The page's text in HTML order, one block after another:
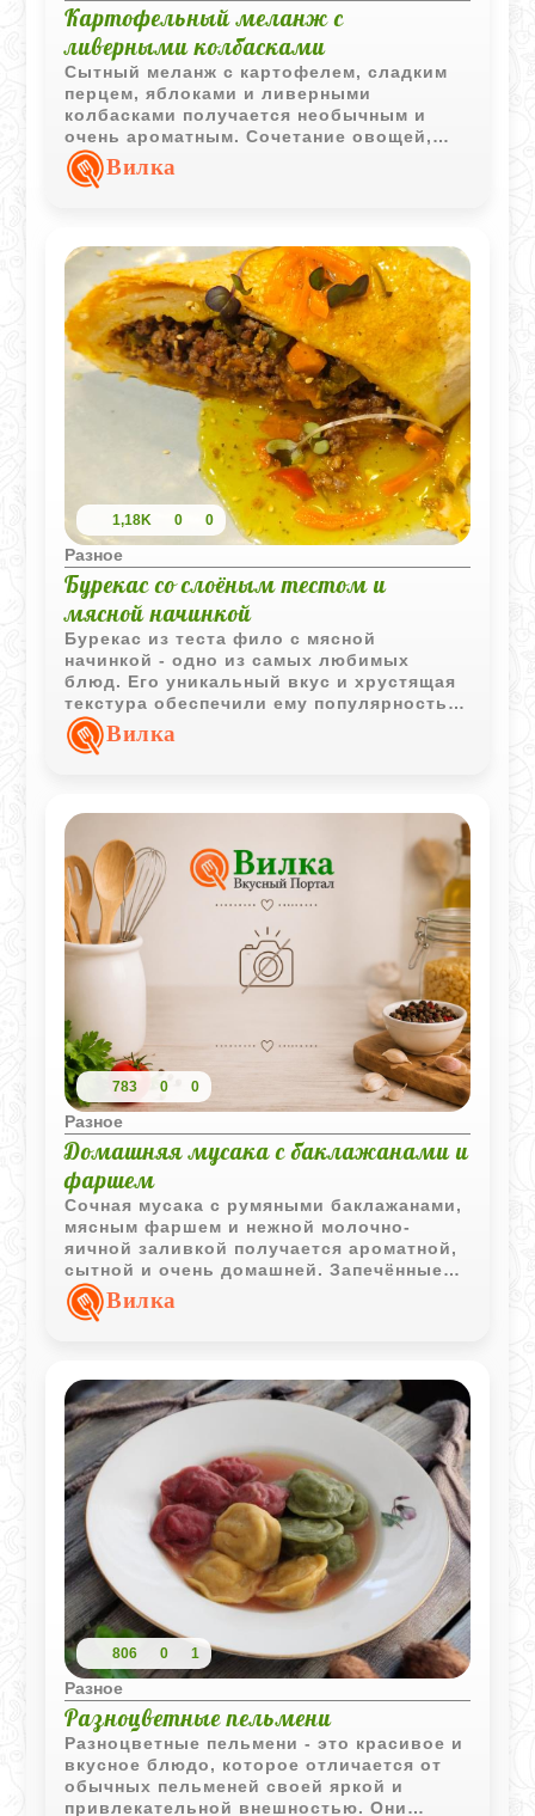
Картофельный меланж с
ливерными колбасками
Сытный меланж с картофелем, сладким
перцем, яблоками и ливерными
колбасками получается необычным и
очень ароматным. Сочетание овощей,
фруктов и пряностей делает блюдо
насыщенным и интересным по вкусу.
Вилка
1,18K 0 0
Разное
Бурекас со слоёным тестом и
мясной начинкой
Бурекас из теста фило с мясной
начинкой - одно из самых любимых
блюд. Его уникальный вкус и хрустящая
текстура обеспечили ему популярность,
делая его превосходным выбором для
любого случая.
Вилка
783 0 0
Разное
Домашняя мусака с баклажанами и
фаршем
Сочная мусака с румяными баклажанами,
мясным фаршем и нежной молочно-
яичной заливкой получается ароматной,
сытной и очень домашней. Запечённые
слои отлично сочетаются между собой,
создавая насыщенный вкус и аппетитную
Вилка
806 0 1
Разное
Разноцветные пельмени
Разноцветные пельмени - это красивое и
вкусное блюдо, которое отличается от
обычных пельменей своей яркой и
привлекательной внешностью. Они